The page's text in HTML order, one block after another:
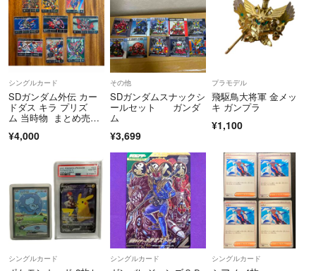
シングルカード
SDガンダム外伝 カー
ドダス キラ プリズ
ム 当時物 まとめ売
NDAI
¥4,000
その他
SDガンダムスナックシ
ールセット ガンダ
ム
¥3,699
プラモデル
飛駆鳥大将軍 金メッ
キ ガンプラ
¥1,100
シングルカード シングルカード シングルカード